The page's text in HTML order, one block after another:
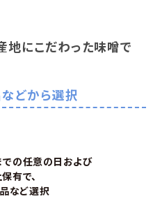
地にこだわった味噌で
どから選択
での任意の日および
有で、
など選択